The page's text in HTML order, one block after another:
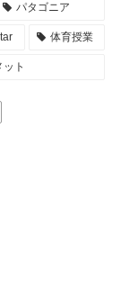
パタゴニア
体育授業
ト